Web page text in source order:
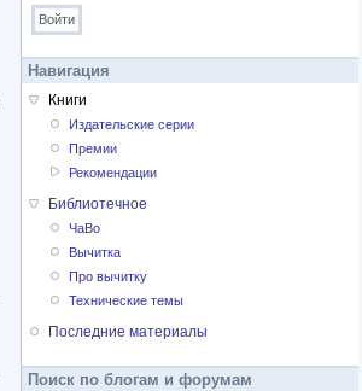
Навигация
Книги
Издательские серии
Премии
Рекомендации
Библиотечное
ЧаВо
Вычитка
Про вычитку
Технические темы
Последние материалы
Поиск по блогам и форумам